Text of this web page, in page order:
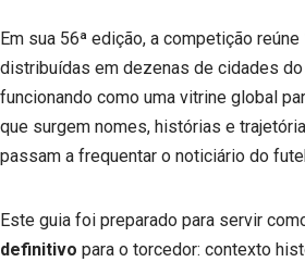
Em sua 56ª edição, a competição reúne
distribuídas em dezenas de cidades
funcionando como uma vitrine global
que surgem nomes, histórias e
passam a frequentar o noticiário do
Este guia foi preparado para servir
definitivo para o torcedor: contexto